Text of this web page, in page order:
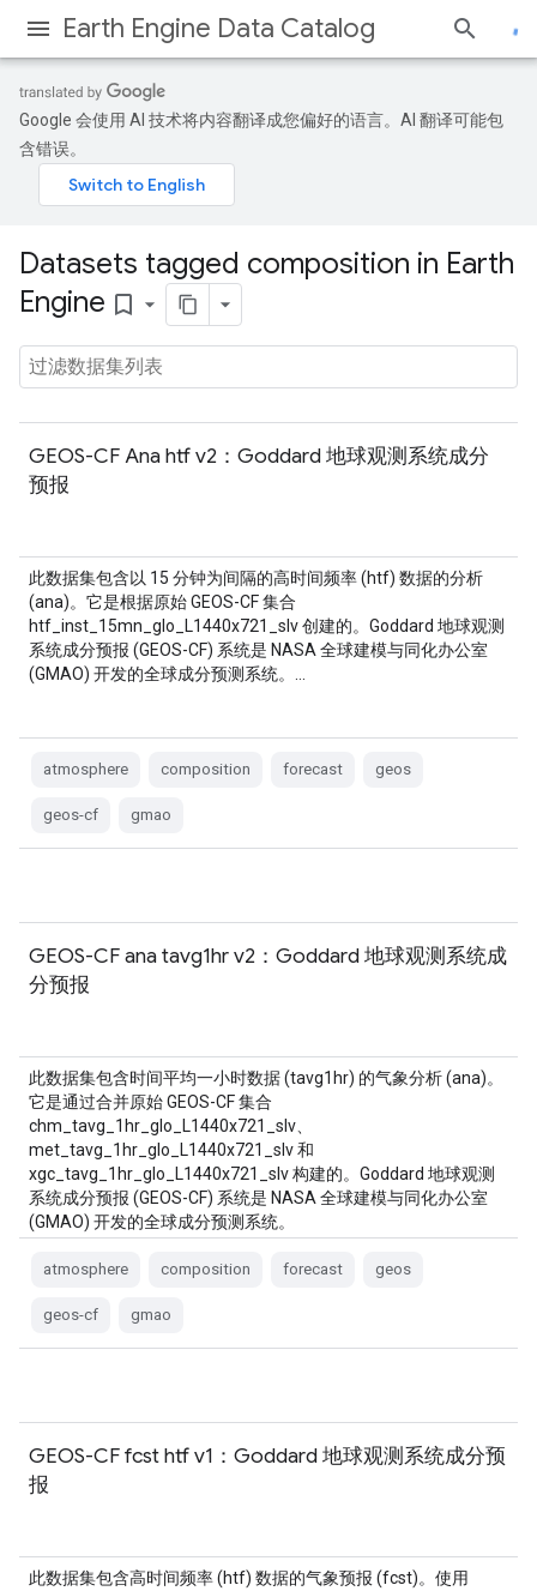
Earth Engine Data Catalog
Google 会使用 AI 技术将内容翻译成您偏好的语言。AI 翻译可能包
含错误。
Datasets tagged composition in Earth
Engine bookmark_border
GEOS-CF Ana htf v2：Goddard 地球观测系统成分
预报
此数据集包含以 15 分钟为间隔的高时间频率 (htf) 数据的分析
(ana)。它是根据原始 GEOS-CF 集合
htf_inst_15mn_glo_L1440x721_slv 创建的。Goddard 地球观测
系统成分预报 (GEOS-CF) 系统是 NASA 全球建模与同化办公室
(GMAO) 开发的全球成分预测系统。…
atmosphere composition forecast geos
geos-cf gmao
GEOS-CF ana tavg1hr v2：Goddard 地球观测系统成
分预报
此数据集包含时间平均一小时数据 (tavg1hr) 的气象分析 (ana)。
它是通过合并原始 GEOS-CF 集合
chm_tavg_1hr_glo_L1440x721_slv、
met_tavg_1hr_glo_L1440x721_slv 和
xgc_tavg_1hr_glo_L1440x721_slv 构建的。Goddard 地球观测
系统成分预报 (GEOS-CF) 系统是 NASA 全球建模与同化办公室
(GMAO) 开发的全球成分预测系统。
atmosphere composition forecast geos
geos-cf gmao
GEOS-CF fcst htf v1：Goddard 地球观测系统成分预
报
此数据集包含高时间频率 (htf) 数据的气象预报 (fcst)。使用